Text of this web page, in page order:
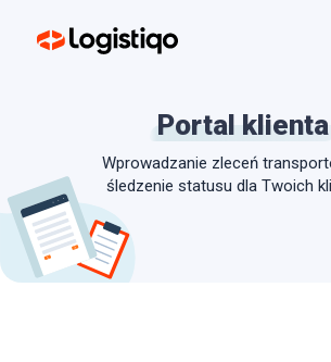
Strona główna
Cennik
Kontakt
Rozpocznij
Portal klienta
Wprowadzanie zleceń
śledzenie statusu dla Twoich